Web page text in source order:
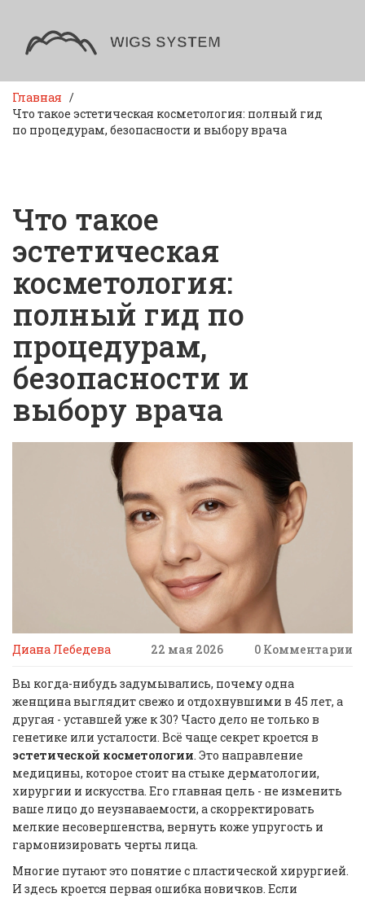
Главная
Что такое эстетическая косметология: полный гид
по процедурам, безопасности и выбору врача
Что такое
эстетическая
косметология:
полный гид по
процедурам,
безопасности и
выбору врача
Диана Лебедева 22 мая 2026 0 Комментарии
Вы когда-нибудь задумывались, почему одна
женщина выглядит свежо и отдохнувшими в 45 лет, а
другая - уставшей уже к 30? Часто дело не только в
генетике или усталости. Всё чаще секрет кроется в
эстетической косметологии. Это направление
медицины, которое стоит на стыке дерматологии,
хирургии и искусства. Его главная цель - не изменить
ваше лицо до неузнаваемости, а скорректировать
мелкие несовершенства, вернуть коже упругость и
гармонизировать черты лица.
Многие путают это понятие с пластической хирургией.
И здесь кроется первая ошибка новичков. Если